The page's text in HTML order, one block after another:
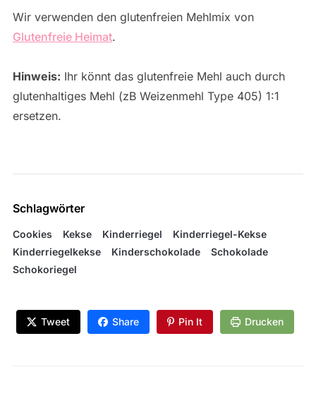
Wir verwenden den glutenfreien Mehlmix von
Glutenfreie Heimat.
Hinweis: Ihr könnt das glutenfreie Mehl auch durch
glutenhaltiges Mehl (zB Weizenmehl Type 405) 1:1
ersetzen.
Schlagwörter
Cookies Kekse Kinderriegel
Kinderriegel-Kekse
Kinderriegelkekse
Kinderschokolade
Schokolade
Schokoriegel
Tweet Share Pin It Drucken